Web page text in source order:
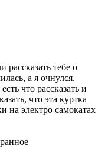
тебе о
а я очнулся.
что рассказать и
что эта куртка
на электро самокатах